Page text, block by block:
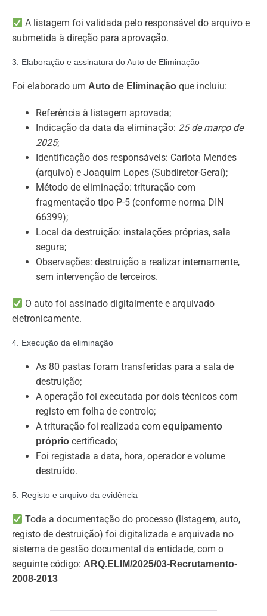
A listagem foi validada pelo responsável do arquivo e
submetida à direção para aprovação.
3. Elaboração e assinatura do Auto de Eliminação
Foi elaborado um Auto de Eliminação que incluiu:
Referência à listagem aprovada;
Indicação da data da eliminação: 25 de março de
2025;
Identificação dos responsáveis: Carlota Mendes
(arquivo) e Joaquim Lopes (Subdiretor-Geral);
Método de eliminação: trituração com
fragmentação tipo P-5 (conforme norma DIN
66399);
Local da destruição: instalações próprias, sala
segura;
Observações: destruição a realizar internamente,
sem intervenção de terceiros.
O auto foi assinado digitalmente e arquivado
eletronicamente.
4. Execução da eliminação
As 80 pastas foram transferidas para a sala de
destruição;
A operação foi executada por dois técnicos com
registo em folha de controlo;
A trituração foi realizada com equipamento
próprio certificado;
Foi registada a data, hora, operador e volume
destruído.
5. Registo e arquivo da evidência
Toda a documentação do processo (listagem, auto,
registo de destruição) foi digitalizada e arquivada no
sistema de gestão documental da entidade, com o
seguinte código: ARQ.ELIM/2025/03-Recrutamento-
2008-2013